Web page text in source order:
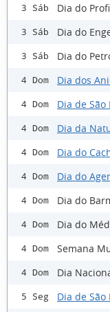
3 Sáb Dia do
3 Sáb Dia do
3 Sáb Dia do
4 Dom Dia dos
4 Dom Dia de São
4 Dom Dia da
4 Dom Dia do
4 Dom Dia do
4 Dom Dia do
4 Dom Dia do
4 Dom Semana
4 Dom Dia
5 Seg Dia de